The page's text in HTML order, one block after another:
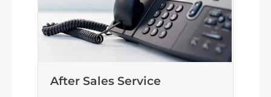
After Sales Service